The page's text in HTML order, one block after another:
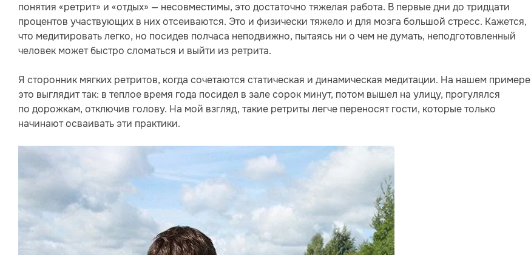
понятия «ретрит» и «отдых» — несовместимы, это достаточно тяжелая работа. В первые дни до тридцати
процентов участвующих в них отсеиваются. Это и физически тяжело и для мозга большой стресс. Кажется,
что медитировать легко, но посидев полчаса неподвижно, пытаясь ни о чем не думать, неподготовленный
человек может быстро сломаться и выйти из ретрита.
Я сторонник мягких ретритов, когда сочетаются статическая и динамическая медитации. На нашем примере
это выглядит так: в теплое время года посидел в зале сорок минут, потом вышел на улицу, прогулялся
по дорожкам, отключив голову. На мой взгляд, такие ретриты легче переносят гости, которые только
начинают осваивать эти практики.